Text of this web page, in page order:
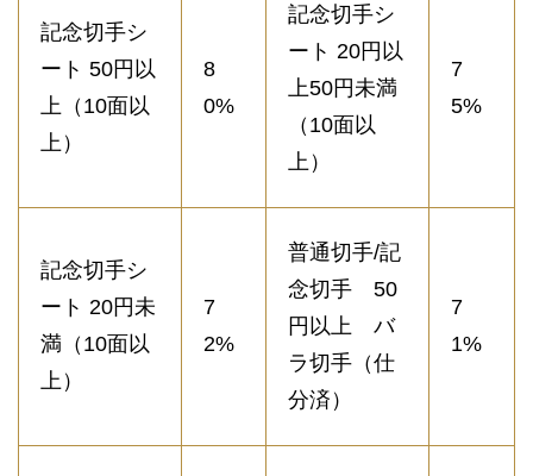
記念切手シ
ート 50円以
上（10面以
上）
8
0%
記念切手シ
ート 20円以
上50円未満
（10面以
上）
7
5%
記念切手シ
ート 20円未
満（10面以
上）
7
2%
普通切手/記
念切手 50
円以上 バ
ラ切手（仕
分済）
7
1%